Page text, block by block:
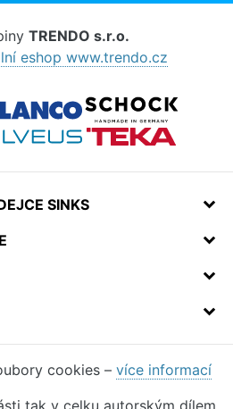
TRENDO s.r.o.
eshop www.trendo.cz
SINKS
cookies – více informací